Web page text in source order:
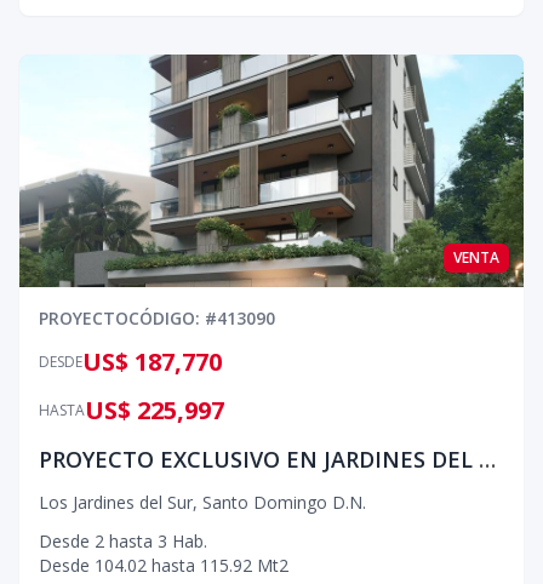
VENTA
PROYECTOCÓDIGO: #413090
DESDEUS$ 187,770
HASTAUS$ 225,997
PROYECTO EXCLUSIVO EN JARDINES DEL SUR
Los Jardines del Sur, Santo Domingo D.N.
Desde 2 hasta 3 Hab.
Desde 104.02 hasta 115.92 Mt2